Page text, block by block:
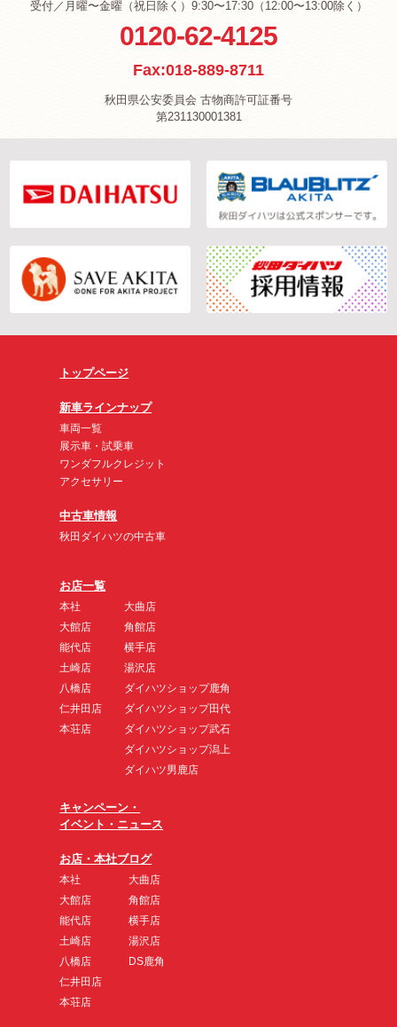
受付／月曜〜金曜（祝日除く）9:30〜17:30（12:00〜13:00除く）
0120-62-4125
Fax:018-889-8711
秋田県公安委員会 古物商許可証番号
第231130001381
トップページ
新車ラインナップ
車両一覧
展示車・試乗車
ワンダフルクレジット
アクセサリー
中古車情報
秋田ダイハツの中古車
お店一覧
本社
大館店
能代店
土崎店
八橋店
仁井田店
本荘店
大曲店
角館店
横手店
湯沢店
ダイハツショップ鹿角
ダイハツショップ田代
ダイハツショップ武石
ダイハツショップ潟上
ダイハツ男鹿店
キャンペーン・
イベント・ニュース
お店・本社ブログ
本社
大館店
能代店
土崎店
八橋店
仁井田店
本荘店
大曲店
角館店
横手店
湯沢店
DS鹿角